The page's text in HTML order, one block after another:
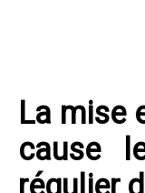
La mise
cause
régulier